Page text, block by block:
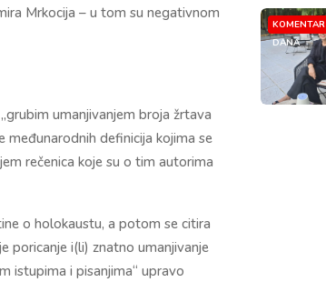
Mrkocija – u tom su negativnom
umanjivanjem broja žrtava
međunarodnih definicija kojima se
rečenica koje su o tim autorima
o holokaustu, a potom se citira
poricanje i(li) znatno umanjivanje
istupima i pisanjima“ upravo
KOMENTAR
DANA